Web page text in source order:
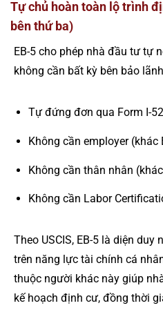
Tự chủ hoàn toàn lộ trình
bên thứ ba)
EB-5 cho phép nhà đầu tư tự
không cần bất kỳ bên bảo
Tự đứng đơn qua Form I-
Không cần employer (khác
Không cần thân nhân
Không cần Labor
Theo USCIS, EB-5 là diện
trên năng lực tài chính cá
thuộc người khác này giúp
kế hoạch định cư, đồng thời